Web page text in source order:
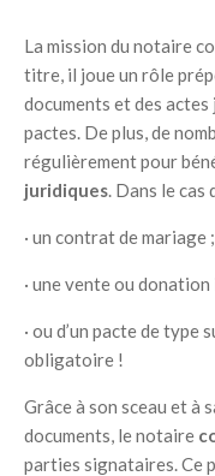
La mission du notaire
titre, il joue un rôle
documents et des
pactes. De plus, de
régulièrement pour
juridiques . Dans le cas
· un contrat de mariage ;
· une vente ou
· ou d’un pacte de
obligatoire !
Grâce à son sceau et à
documents, le notaire
parties signataires. Ce